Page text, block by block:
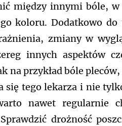
między innymi bóle,
koloru. Dodatkowo do
zmiany w
innych aspektów
na przykład bóle
się tego lekarza i nie
nawet regularnie
drożność